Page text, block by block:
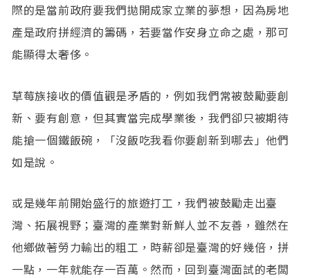
際的是當前政府要我們拋開成家立業的夢想，因為房地
產是政府拼經濟的籌碼，若要當作安身立命之處，那可
能顯得太奢侈。
草莓族接收的價值觀是矛盾的，例如我們常被鼓勵要創
新、要有創意，但其實當完成學業後，我們卻只被期待
能搶一個鐵飯碗，「沒飯吃我看你要創新到哪去」他們
如是說。
或是幾年前開始盛行的旅遊打工，我們被鼓勵走出臺
灣、拓展視野；臺灣的產業對新鮮人並不友善，雖然在
他鄉做著勞力輸出的粗工，時薪卻是臺灣的好幾倍，拼
一點，一年就能存一百萬。然而，回到臺灣面試的老闆